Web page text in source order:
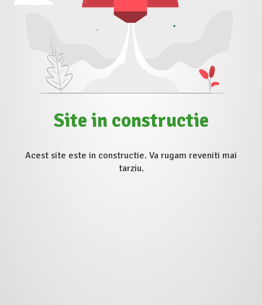
Site in constructie
Acest site este in constructie. Va rugam reveniti mai
tarziu.